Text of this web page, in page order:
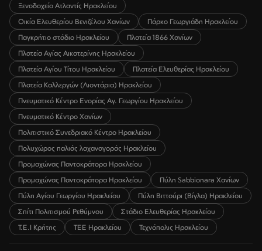
Ξενοδοχείο Ατλαντίς Ηρακλείου
Οικία Ελευθερίου Βενιζέλου Χανίων
Πάρκο Γεωργιάδη Ηρακλείου
Παγκρήτιο στάδιο Ηρακλείου
Πλατεία 1866 Χανίων
Πλατεία Αγίας Αικατερίνης Ηρακλείου
Πλατεία Αγίου Τίτου Ηρακλείου
Πλατεία Ελευθερίας Ηρακλείου
Πλατεία Καλλεργών (Λιοντάρια) Ηρακλείου
Πνευματικό Κέντρο Ενορίας Αγ. Γεωργίου Ηρακλείου
Πνευματικό Κέντρο Χανίων
Πολιτιστικό Συνεδριακό Κέντρο Ηρακλείου
Πολυχώρος παλιάς λαχαναγοράς Ηρακλείου
Προμαχώνας Παντοκράτορα Ηρακλείου
Προμαχώνας Παντοκράτορα Ηρακλείου
Πύλη Sabbionara Χανίων
Πύλη Αγίου Γεωργίου Ηρακλείου
Πύλη Βιττούρι (Βίγλα) Ηρακλείου
Σπίτι Πολιτισμού Ρεθύμνου
Στάδιο Ελευθερίας Ηρακλείου
Τ.Ε.Ι Κρήτης
ΤΕΕ Ηρακλείου Τεχνόπολις Ηρακλείου